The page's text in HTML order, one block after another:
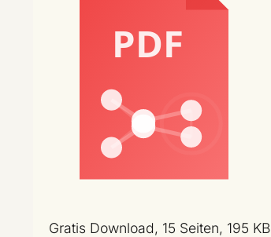
Gratis Download, 15 Seiten, 195 KB